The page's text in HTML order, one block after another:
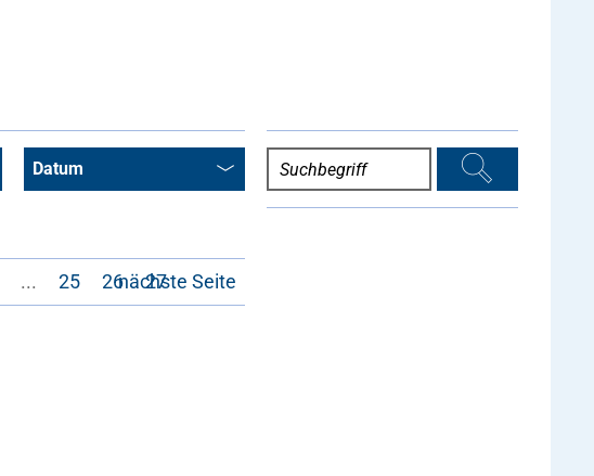
Datum
... 25 26 27
nächste Seite